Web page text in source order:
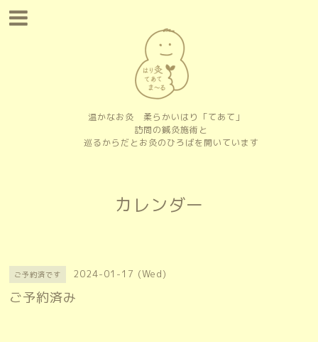
温かなお灸 柔らかいはり「てあて」
訪問の鍼灸施術と
巡るからだとお灸のひろばを開いています
カレンダー
ご予約済です 2024-01-17 (Wed)
ご予約済み